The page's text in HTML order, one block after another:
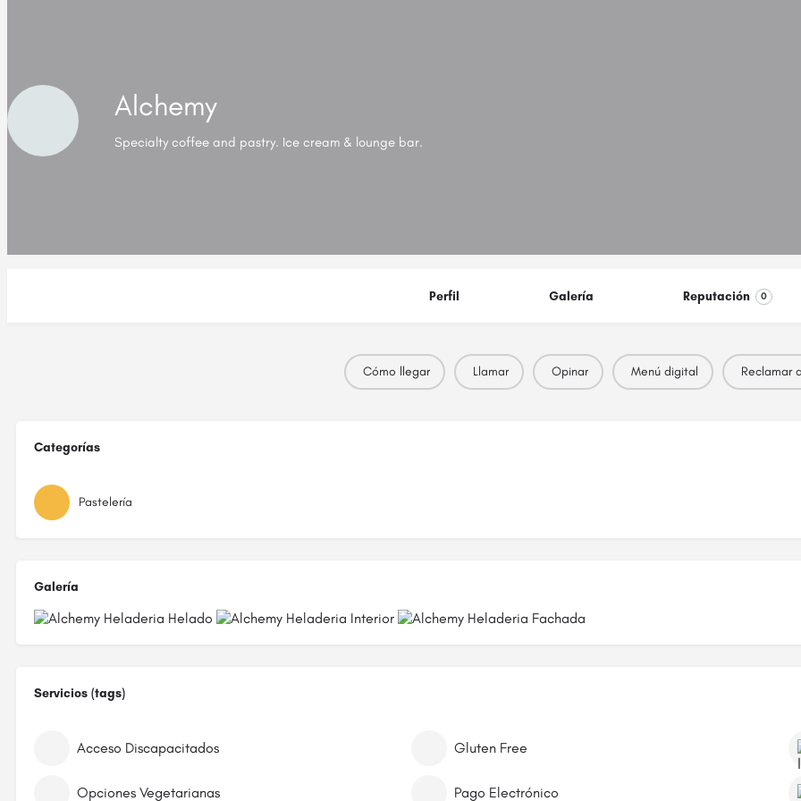
Alchemy
Specialty coffee and pastry. Ice cream & lounge bar.
Perfil Galería Reputación 0
Cómo llegar Llamar Opinar Menú digital Reclamar
Categorías
Pastelería
Galería
Servicios (tags)
Acceso Discapacitados Gluten Free
Opciones Vegetarianas Pago Electrónico